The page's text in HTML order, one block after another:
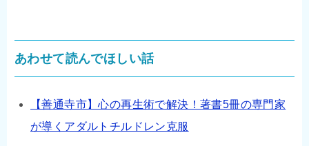
あわせて読んでほしい話
【善通寺市】心の再生術で解決！著書5冊の専門家
が導くアダルトチルドレン克服